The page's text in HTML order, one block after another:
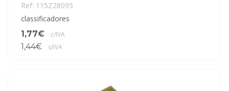
Ref: 115Z28095
classificadores
1,77€
c/IVA
1,44€ s/IVA